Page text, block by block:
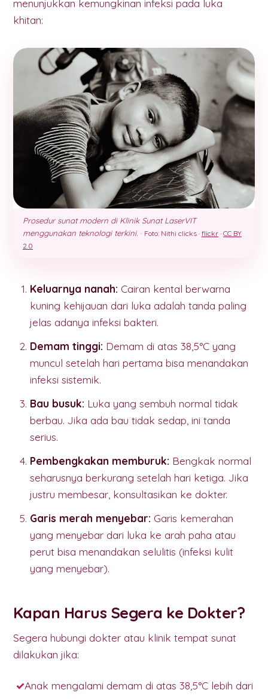
menunjukkan kemungkinan infeksi pada luka
khitan:
Prosedur sunat modern di Klinik Sunat LaserVIT
menggunakan teknologi terkini. · Foto: Nithi clicks · flickr · CC BY
2.0
Keluarnya nanah: Cairan kental berwarna
kuning kehijauan dari luka adalah tanda paling
jelas adanya infeksi bakteri.
Demam tinggi: Demam di atas 38,5°C yang
muncul setelah hari pertama bisa menandakan
infeksi sistemik.
Bau busuk: Luka yang sembuh normal tidak
berbau. Jika ada bau tidak sedap, ini tanda
serius.
Pembengkakan memburuk: Bengkak normal
seharusnya berkurang setelah hari ketiga. Jika
justru membesar, konsultasikan ke dokter.
Garis merah menyebar: Garis kemerahan
yang menyebar dari luka ke arah paha atau
perut bisa menandakan selulitis (infeksi kulit
yang menyebar).
Kapan Harus Segera ke Dokter?
Segera hubungi dokter atau klinik tempat sunat
dilakukan jika:
Anak mengalami demam di atas 38,5°C lebih dari